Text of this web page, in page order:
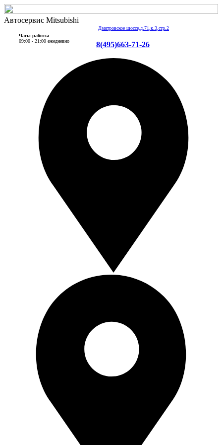
Автосервис Mitsubishi
Дмитровское шоссе,д.71,к.3,стр.2
Часы работы
09:00 - 21:00 ежедневно
8(495)663-71-26